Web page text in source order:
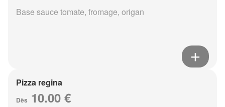
Base sauce tomate, fromage, origan
Pizza regina
Dès 10.00 €